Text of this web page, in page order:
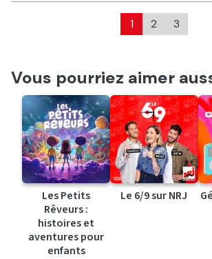
1 2 3
Vous pourriez aimer
Les Petits
Rêveurs :
histoires et
aventures pour
enfants
Le 6/9 sur NRJ